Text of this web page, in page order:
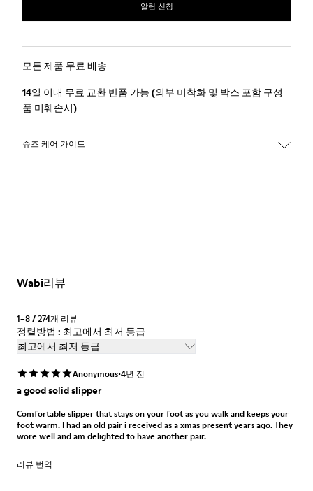
알림 신청
모든 제품 무료 배송
14일 이내 무료 교환 반품 가능 (외부 미착화 및 박스 포함 구성
품 미훼손시)
슈즈 케어 가이드
Wabi리뷰
1–8 / 274개 리뷰
정렬방법 : 최고에서 최저 등급
최고에서 최저 등급
Anonymous·4년 전
a good solid slipper
Comfortable slipper that stays on your foot as you walk and keeps your
foot warm. I had an old pair i received as a xmas present years ago. They
wore well and am delighted to have another pair.
리뷰 번역